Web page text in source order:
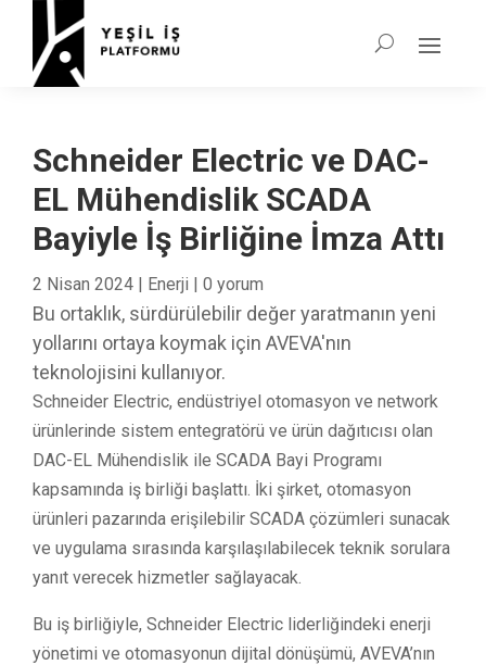
Schneider Electric ve DAC-
EL Mühendislik SCADA
Bayiyle İş Birliğine İmza Attı
2 Nisan 2024 | Enerji | 0 yorum
Bu ortaklık, sürdürülebilir değer yaratmanın yeni
yollarını ortaya koymak için AVEVA'nın
teknolojisini kullanıyor.
Schneider Electric, endüstriyel otomasyon ve network
ürünlerinde sistem entegratörü ve ürün dağıtıcısı olan
DAC-EL Mühendislik ile SCADA Bayi Programı
kapsamında iş birliği başlattı. İki şirket, otomasyon
ürünleri pazarında erişilebilir SCADA çözümleri sunacak
ve uygulama sırasında karşılaşılabilecek teknik sorulara
yanıt verecek hizmetler sağlayacak.
Bu iş birliğiyle, Schneider Electric liderliğindeki enerji
yönetimi ve otomasyonun dijital dönüşümü, AVEVA’nın